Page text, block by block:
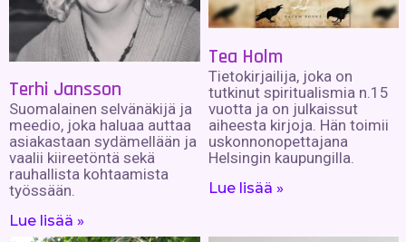
Terhi Jansson
Suomalainen selvänäkijä ja
meedio, joka haluaa auttaa
asiakastaan sydämellään ja
vaalii kiireetöntä sekä
rauhallista kohtaamista
työssään.
Lue lisää »
Tea Holm
Tietokirjailija, joka on
tutkinut spiritualismia n.15
vuotta ja on julkaissut
aiheesta kirjoja. Hän toimii
uskonnonopettajana
Helsingin kaupungilla.
Lue lisää »